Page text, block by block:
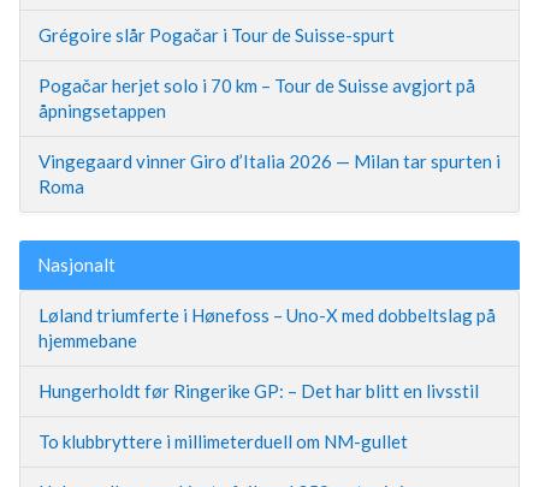
Grégoire slår Pogačar i Tour de Suisse-spurt
Pogačar herjet solo i 70 km – Tour de Suisse avgjort på
åpningsetappen
Vingegaard vinner Giro d’Italia 2026 — Milan tar spurten i
Roma
Nasjonalt
Løland triumferte i Hønefoss – Uno-X med dobbeltslag på
hjemmebane
Hungerholdt før Ringerike GP: – Det har blitt en livsstil
To klubbryttere i millimeterduell om NM-gullet